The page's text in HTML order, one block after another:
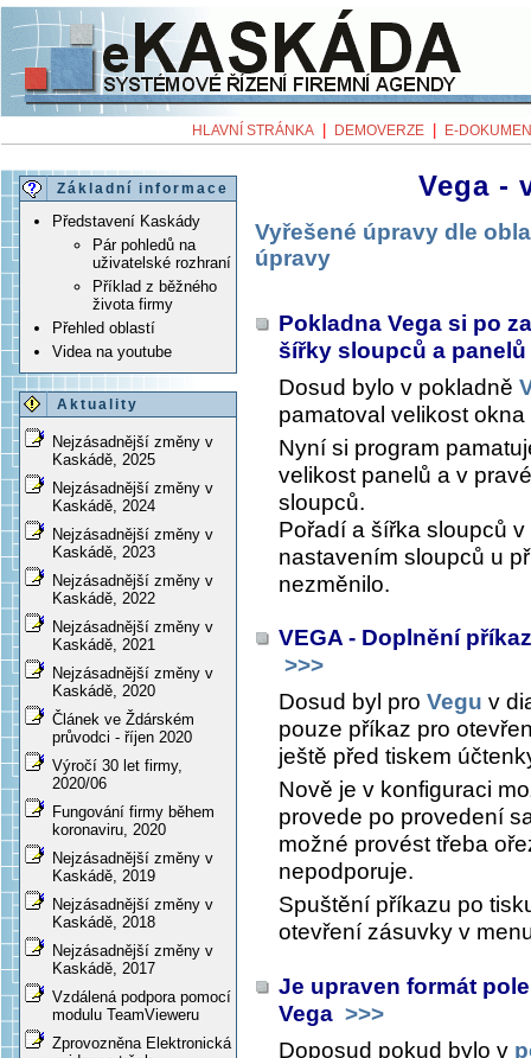
HLAVNÍ STRÁNKA DEMOVERZE E-
Základní informace
Představení Kaskády
Pár pohledů na
uživatelské rozhraní
Příklad z běžného
života firmy
Přehled oblastí
Videa na youtube
Aktuality
Nejzásadnější změny v
Kaskádě, 2025
Nejzásadnější změny v
Kaskádě, 2024
Nejzásadnější změny v
Kaskádě, 2023
Nejzásadnější změny v
Kaskádě, 2022
Nejzásadnější změny v
Kaskádě, 2021
Nejzásadnější změny v
Kaskádě, 2020
Článek ve Ždárském
průvodci - říjen 2020
Výročí 30 let firmy,
2020/06
Fungování firmy během
koronaviru, 2020
Nejzásadnější změny v
Kaskádě, 2019
Nejzásadnější změny v
Kaskádě, 2018
Nejzásadnější změny v
Kaskádě, 2017
Vzdálená podpora pomocí
modulu TeamVieweru
Zprovozněna Elektronická
Vega -
Vyřešené úpravy dle
úpravy
Pokladna Vega si po
šířky sloupců a panelů
Dosud bylo v pokladně
pamatoval velikost
Nyní si program
velikost panelů a v
sloupců.
Pořadí a šířka sloupců
nastavením sloupců u
nezměnilo.
VEGA - Doplnění
>>>
Dosud byl pro Vegu v
pouze příkaz pro
ještě před tiskem
Nově je v konfiguraci
provede po provedení
možné provést třeba
nepodporuje.
Spuštění příkazu po
otevření zásuvky v
Je upraven formát
Vega >>>
Doposud pokud bylo v